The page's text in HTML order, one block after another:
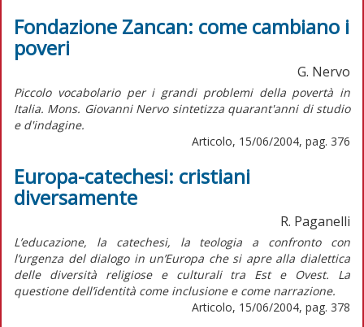
Fondazione Zancan: come cambiano i
poveri
G. Nervo
Piccolo vocabolario per i grandi problemi della povertà in
Italia. Mons. Giovanni Nervo sintetizza quarant'anni di studio
e d'indagine.
Articolo, 15/06/2004, pag. 376
Europa-catechesi: cristiani
diversamente
R. Paganelli
L’educazione, la catechesi, la teologia a confronto con
l’urgenza del dialogo in un’Europa che si apre alla dialettica
delle diversità religiose e culturali tra Est e Ovest. La
questione dell’identità come inclusione e come narrazione.
Articolo, 15/06/2004, pag. 378